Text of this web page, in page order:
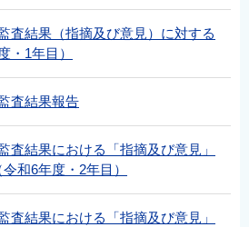
査結果（指摘及び意見）に対する
・1年目）
査結果報告
査結果における「指摘及び意見」
和6年度・2年目）
査結果における「指摘及び意見」